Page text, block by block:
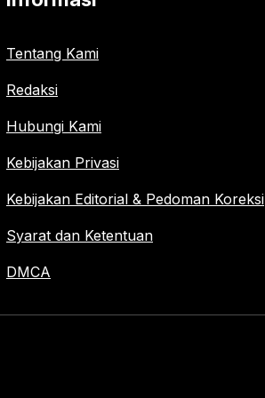
Tentang Kami
Redaksi
Hubungi Kami
Kebijakan Privasi
Kebijakan Editorial & Pedoman Koreksi
Syarat dan Ketentuan
DMCA